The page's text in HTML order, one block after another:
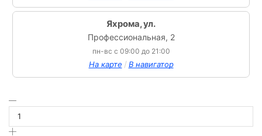
Яхрома, ул.
Профессиональная, 2
пн-вс с 09:00 до 21:00
На карте / В навигатор
товара
Настойка